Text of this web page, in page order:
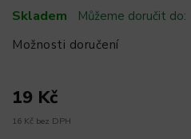
Skladem Můžeme doručit do:
Možnosti doručení
19 Kč
16 Kč bez DPH